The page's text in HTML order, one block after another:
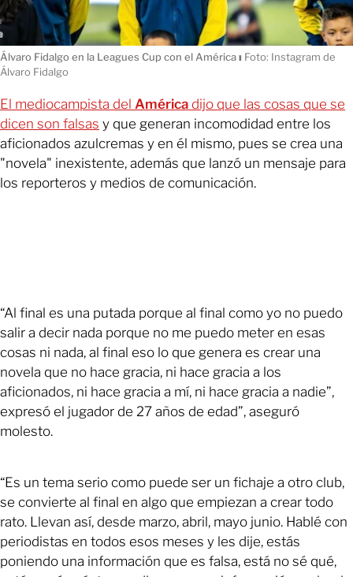
Álvaro Fidalgo en la Leagues Cup con el Américaı Foto: Instagram de
Álvaro Fidalgo
El mediocampista del América dijo que las cosas que se
dicen son falsas y que generan incomodidad entre los
aficionados azulcremas y en él mismo, pues se crea una
"novela" inexistente, además que lanzó un mensaje para
los reporteros y medios de comunicación.
“Al final es una putada porque al final como yo no puedo
salir a decir nada porque no me puedo meter en esas
cosas ni nada, al final eso lo que genera es crear una
novela que no hace gracia, ni hace gracia a los
aficionados, ni hace gracia a mí, ni hace gracia a nadie”,
expresó el jugador de 27 años de edad”, aseguró
molesto.
“Es un tema serio como puede ser un fichaje a otro club,
se convierte al final en algo que empiezan a crear todo
rato. Llevan así, desde marzo, abril, mayo junio. Hablé con
periodistas en todos esos meses y les dije, estás
poniendo una información que es falsa, está no sé qué,